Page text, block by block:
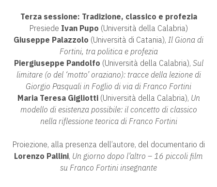
Terza sessione: Tradizione, classico e profezia
Presiede Ivan Pupo (Università della Calabria)
Giuseppe Palazzolo (Università di Catania), Il Giona di
Fortini, tra politica e profezia
Piergiuseppe Pandolfo (Università della Calabria), Sul
limitare (o del ‘motto’ oraziano): tracce della lezione di
Giorgio Pasquali in Foglio di via di Franco Fortini
Maria Teresa Gigliotti(Università della Calabria), Un
modello di esistenza possibile: il concetto di classico
nella riflessione teorica di Franco Fortini
Proiezione, alla presenza dell’autore, del documentario di
Lorenzo Pallini, Un giorno dopo l’altro – 16 piccoli film
su Franco Fortini insegnante